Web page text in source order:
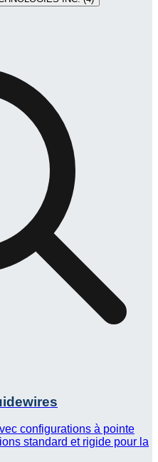
configurations à pointe
standard et rigide pour la